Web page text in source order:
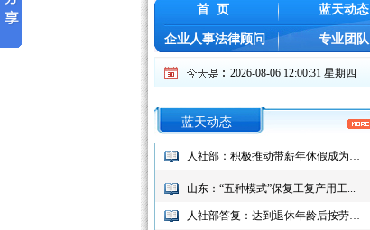
首 页 蓝天动态
企业人事法律顾问 专业团队
2026-08-06 12:00:31 星期四
蓝天动态
人社部：积极推动带薪年休假成为社...
山东：“五种模式”保复工复产用工...
人社部答复：达到退休年龄后按劳务...